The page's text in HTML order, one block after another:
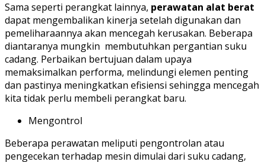
Sama seperti perangkat lainnya, perawatan alat berat
dapat mengembalikan kinerja setelah digunakan dan
pemeliharaannya akan mencegah kerusakan. Beberapa
diantaranya mungkin membutuhkan pergantian suku
cadang. Perbaikan bertujuan dalam upaya
memaksimalkan performa, melindungi elemen penting
dan pastinya meningkatkan efisiensi sehingga mencegah
kita tidak perlu membeli perangkat baru.
Mengontrol
Beberapa perawatan meliputi pengontrolan atau
pengecekan terhadap mesin dimulai dari suku cadang,